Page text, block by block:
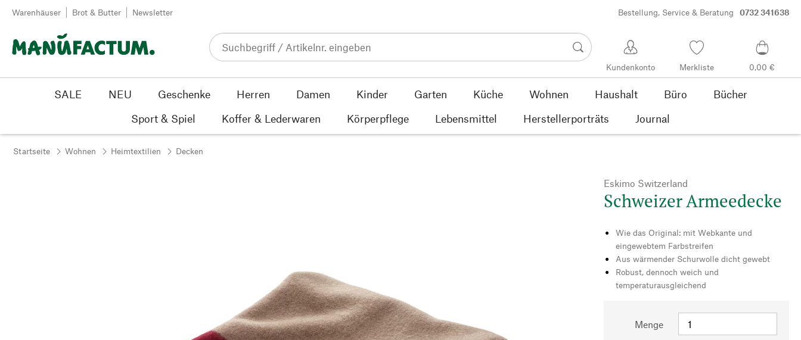
Zum Inhalt springen
Warenhäuser Brot & Butter Newsletter Bestellung, Service & Beratung 0732 341638
Kundenkonto Merkliste 0,00 €
SALE NEU Geschenke Herren Damen Kinder Garten Küche Wohnen Haushalt Büro
Bücher
Sport & Spiel
Koffer & Lederwaren Körperpflege Lebensmittel Herstellerporträts Journal
Startseite Wohnen Heimtextilien Decken
Eskimo Switzerland
Schweizer Armeedecke
Wie das Original: mit Webkante und
eingewebtem Farbstreifen
Aus wärmender Schurwolle dicht gewebt
Robust, dennoch weich und
temperaturausgleichend
Menge